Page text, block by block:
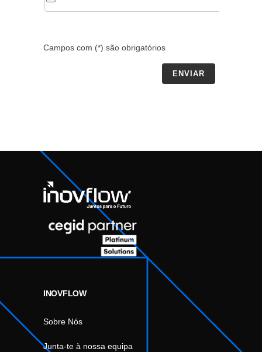
Campos com (*) são obrigatórios
INOVFLOW
Sobre Nós
Junta-te à nossa equipa